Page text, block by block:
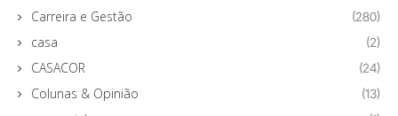
Carreira e Gestão (280)
casa (2)
CASACOR (24)
Colunas & Opinião (13)